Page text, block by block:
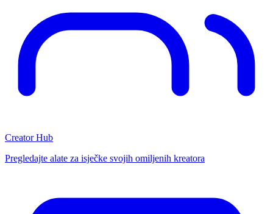
Creator Hub
Pregledajte alate za isječke svojih omiljenih kreatora